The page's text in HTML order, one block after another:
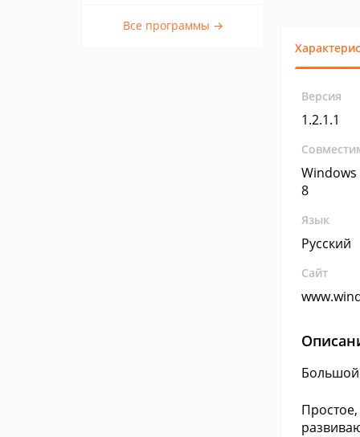
Все программы →
Версия
1.2.1.1
Windows
8
Язык
Русский
Сайт
Большой